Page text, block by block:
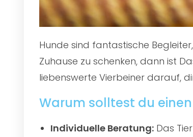
Hunde sind fantastische
Zuhause zu schenken, dann ist
liebenswerte Vierbeiner darauf,
Warum solltest du
Individuelle Beratung: Das